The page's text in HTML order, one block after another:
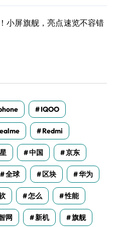
小屏旗舰，亮点速览不容错
IQOO
Redmi
中国 京东
全球 区块 华为
怎么 性能
网 新机 旗舰